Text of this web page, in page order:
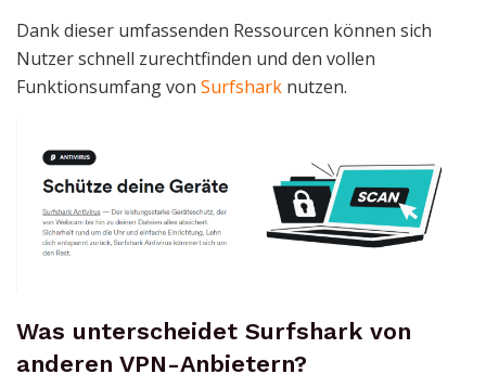
Dank dieser umfassenden Ressourcen können sich
Nutzer schnell zurechtfinden und den vollen
Funktionsumfang von Surfshark nutzen.
Was unterscheidet Surfshark von
anderen VPN-Anbietern?